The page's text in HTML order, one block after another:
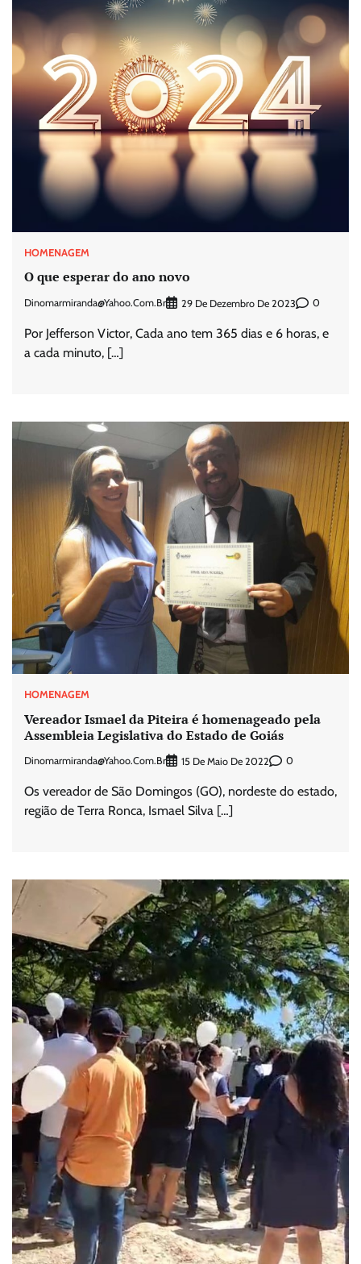
HOMENAGEM
O que esperar do ano novo
Dinomarmiranda@yahoo.com.br 29 De Dezembro De 2023 0
Por Jefferson Victor, Cada ano tem 365 dias e 6 horas, e
a cada minuto, […]
HOMENAGEM
Vereador Ismael da Piteira é homenageado pela
Assembleia Legislativa do Estado de Goiás
Dinomarmiranda@yahoo.com.br 15 De Maio De 2022 0
Os vereador de São Domingos (GO), nordeste do estado,
região de Terra Ronca, Ismael Silva […]